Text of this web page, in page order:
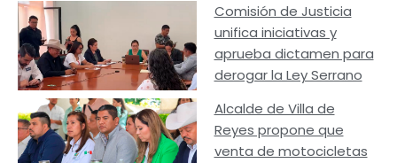
Comisión de Justicia
unifica iniciativas y
aprueba dictamen para
derogar la Ley Serrano
Alcalde de Villa de
Reyes propone que
venta de motocicletas